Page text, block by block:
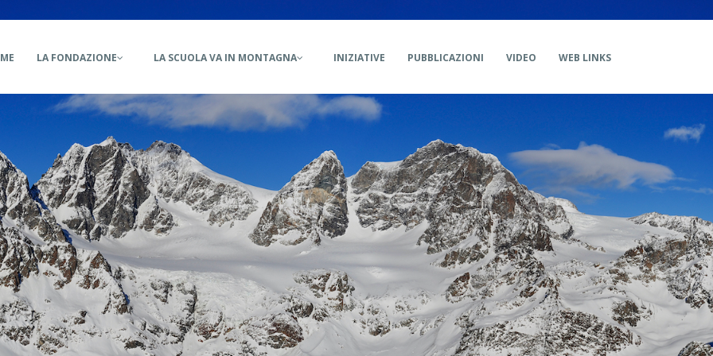
LA FONDAZIONE LA SCUOLA VA IN MONTAGNA INIZIATIVE PUBBLICAZIONI VIDEO WEB LINKS